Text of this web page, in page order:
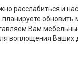
расслабиться и
Вам
воплощения Ваших